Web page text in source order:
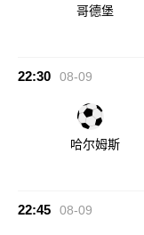
哥德堡
22:30 08-09
哈尔姆斯
22:45 08-09